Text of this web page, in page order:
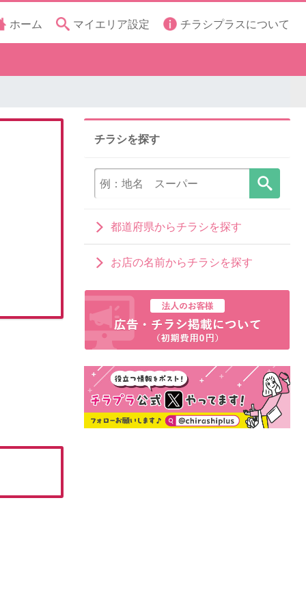
ホーム マイエリア設定 チラシプラスについて
チラシを探す
都道府県からチラシを探す
お店の名前からチラシを探す